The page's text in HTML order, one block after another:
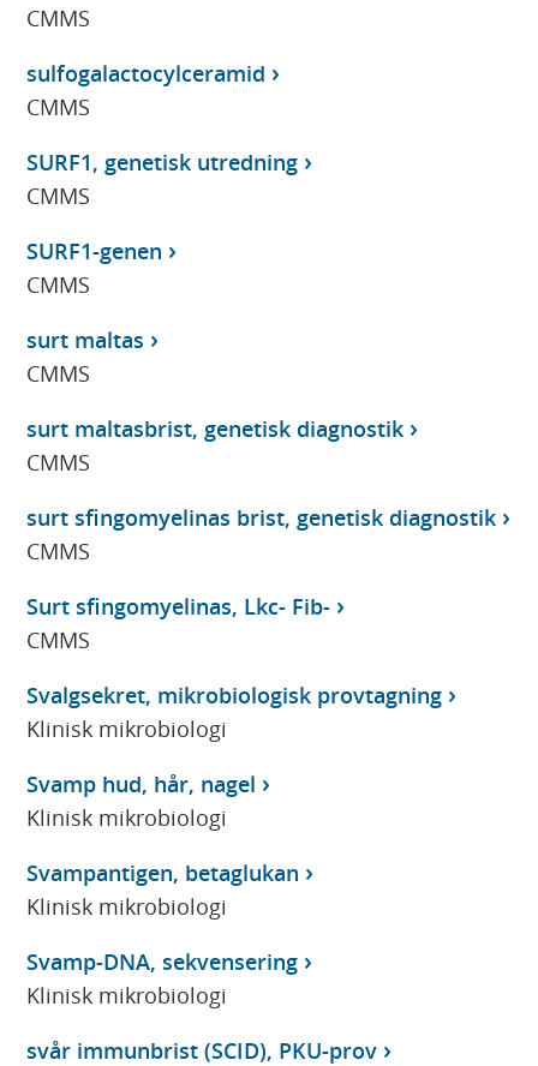
CMMS
sulfogalactocylceramid
CMMS
SURF1, genetisk utredning
CMMS
SURF1-genen
CMMS
surt maltas
CMMS
surt maltasbrist, genetisk diagnostik
CMMS
surt sfingomyelinas brist, genetisk diagnostik
CMMS
Surt sfingomyelinas, Lkc- Fib-
CMMS
Svalgsekret, mikrobiologisk provtagning
Klinisk mikrobiologi
Svamp hud, hår, nagel
Klinisk mikrobiologi
Svampantigen, betaglukan
Klinisk mikrobiologi
Svamp-DNA, sekvensering
Klinisk mikrobiologi
svår immunbrist (SCID), PKU-prov